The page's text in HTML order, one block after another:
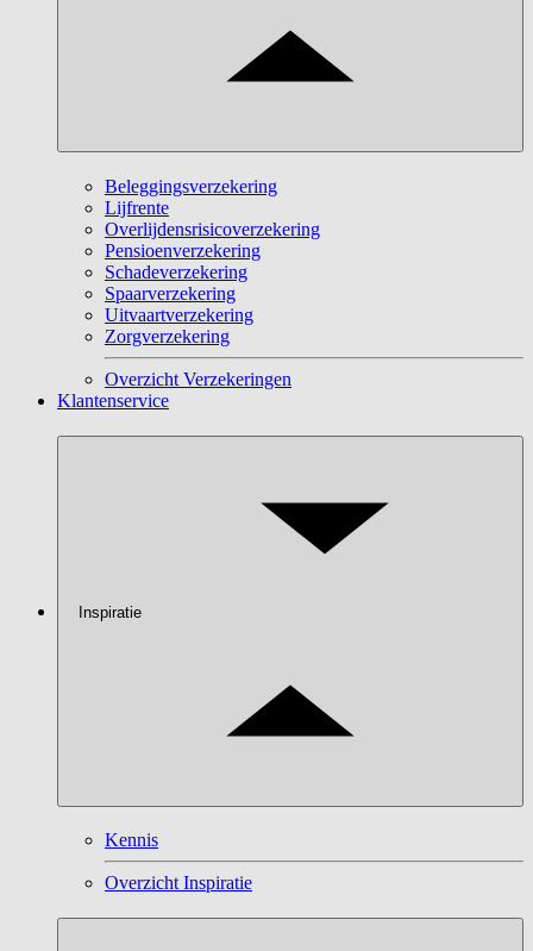
Beleggingsverzekering
Lijfrente
Overlijdensrisicoverzekering
Pensioenverzekering
Schadeverzekering
Spaarverzekering
Uitvaartverzekering
Zorgverzekering
Overzicht Verzekeringen
Klantenservice
Inspiratie
Kennis
Overzicht Inspiratie